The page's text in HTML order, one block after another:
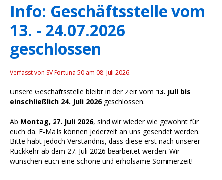
Info: Geschäftsstelle vom
13. - 24.07.2026
geschlossen
Verfasst von SV Fortuna 50 am 08. Juli 2026.
Unsere Geschäftsstelle bleibt in der Zeit vom 13. Juli bis
einschließlich 24. Juli 2026geschlossen.
Ab Montag, 27. Juli 2026, sind wir wieder wie gewohnt für
euch da. E-Mails können jederzeit an uns gesendet werden.
Bitte habt jedoch Verständnis, dass diese erst nach unserer
Rückkehr ab dem 27. Juli 2026 bearbeitet werden. Wir
wünschen euch eine schöne und erholsame Sommerzeit!